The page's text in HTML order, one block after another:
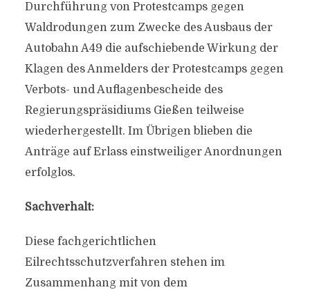
Durchführung von Protestcamps gegen
Waldrodungen zum Zwecke des Ausbaus der
Autobahn A49 die aufschiebende Wirkung der
Klagen des Anmelders der Protestcamps gegen
Verbots- und Auflagenbescheide des
Regierungspräsidiums Gießen teilweise
wiederhergestellt. Im Übrigen blieben die
Anträge auf Erlass einstweiliger Anordnungen
erfolglos.
Sachverhalt:
Diese fachgerichtlichen
Eilrechtsschutzverfahren stehen im
Zusammenhang mit von dem